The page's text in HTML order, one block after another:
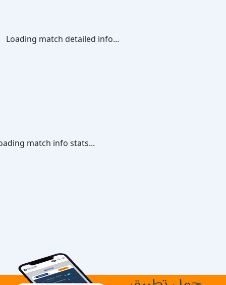
Loading match detailed info...
match info stats...